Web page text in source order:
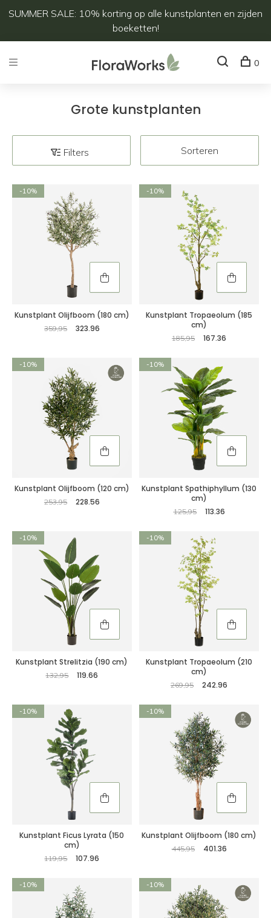
SUMMER SALE: 10% korting op alle kunstplanten en zijden
boeketten!
0
Grote kunstplanten
Filters Sorteren
-10%
Kunstplant Olijfboom (180 cm)
359,95 323.96
-10%
Kunstplant Tropaeolum (185
cm)
185,95 167.36
-10%
Kunstplant Olijfboom (120 cm)
253,95 228.56
-10%
Kunstplant Spathiphyllum (130
cm)
125,95 113.36
-10%
Kunstplant Strelitzia (190 cm)
132,95 119.66
-10%
Kunstplant Tropaeolum (210
cm)
269,95 242.96
-10%
Kunstplant Ficus Lyrata (150
cm)
119,95 107.96
-10%
Kunstplant Olijfboom (180 cm)
445,95 401.36
-10% -10%